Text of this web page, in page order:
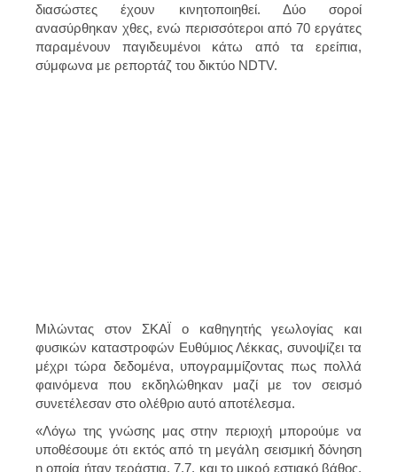
διασώστες έχουν κινητοποιηθεί. Δύο σοροί
ανασύρθηκαν χθες, ενώ περισσότεροι από 70 εργάτες
παραμένουν παγιδευμένοι κάτω από τα ερείπια,
σύμφωνα με ρεπορτάζ του δικτύο NDTV.
Μιλώντας στον ΣΚΑΪ ο καθηγητής γεωλογίας και
φυσικών καταστροφών Ευθύμιος Λέκκας, συνοψίζει τα
μέχρι τώρα δεδομένα, υπογραμμίζοντας πως πολλά
φαινόμενα που εκδηλώθηκαν μαζί με τον σεισμό
συνετέλεσαν στο ολέθριο αυτό αποτέλεσμα.
«Λόγω της γνώσης μας στην περιοχή μπορούμε να
υποθέσουμε ότι εκτός από τη μεγάλη σεισμική δόνηση
η οποία ήταν τεράστια, 7,7, και το μικρό εστιακό βάθος,